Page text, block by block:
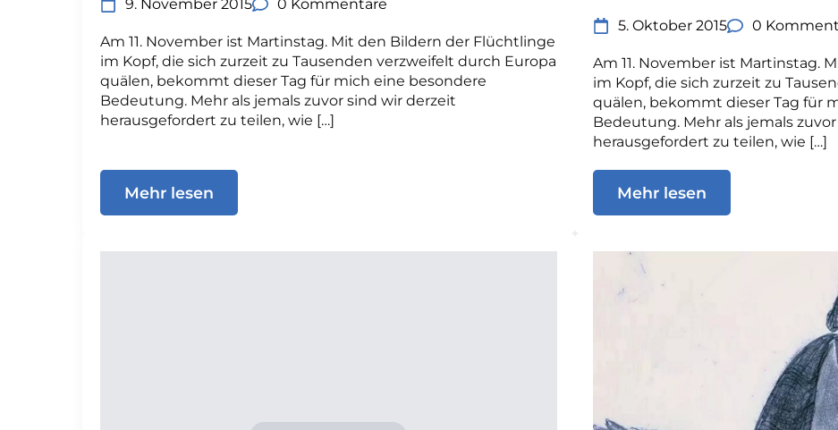
9. November 2015 0 Kommentare
Am 11. November ist Martinstag. Mit den Bildern der Flüchtlinge
im Kopf, die sich zurzeit zu Tausenden verzweifelt durch Europa
quälen, bekommt dieser Tag für mich eine besondere
Bedeutung. Mehr als jemals zuvor sind wir derzeit
herausgefordert zu teilen, wie […]
Mehr lesen
5. Oktober 2015 0
Am 11. November ist Martinstag.
im Kopf, die sich zurzeit zu
quälen, bekommt dieser Tag für
Bedeutung. Mehr als jemals
herausgefordert zu teilen, wie […]
Mehr lesen